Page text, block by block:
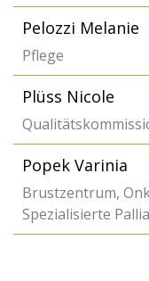
Pelozzi Melanie
Pflege
Plüss Nicole
Popek Varinia
Brustzentrum,
Spezialisierte